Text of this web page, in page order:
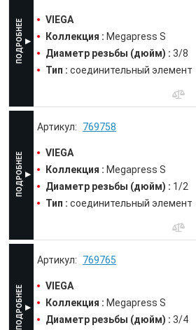
VIEGA
Коллекция : Megapress S
Диаметр резьбы (дюйм) : 3/8
Тип : соединительный элемент
769758
VIEGA
Коллекция : Megapress S
Диаметр резьбы (дюйм) : 1/2
Тип : соединительный элемент
769765
VIEGA
Коллекция : Megapress S
Диаметр резьбы (дюйм) : 3/4